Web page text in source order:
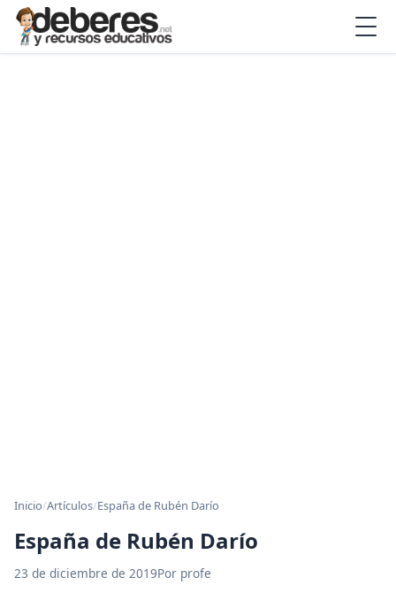
Inicio/Artículos/España de Rubén Darío
España de Rubén Darío
23 de diciembre de 2019Por profe